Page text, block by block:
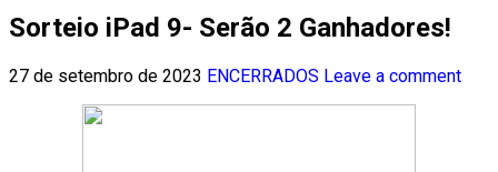
Sorteio iPad 9- Serão 2 Ganhadores!
27 de setembro de 2023 ENCERRADOS Leave a comment